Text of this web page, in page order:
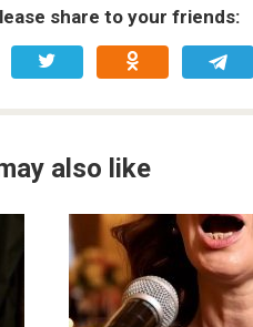
share to your friends:
also like